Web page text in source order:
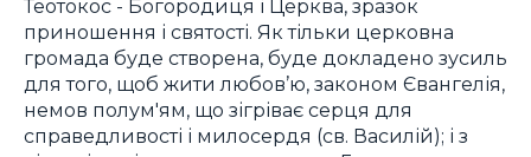
Теотокос - Богородиця і Церква, зразок
приношення і святості. Як тільки церковна
громада буде створена, буде докладено зусиль
для того, щоб жити любов’ю, законом Євангелія,
немов полум'ям, що зігріває серця для
справедливості і милосердя (св. Василій); і з